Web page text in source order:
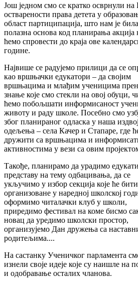
Још једном смо се кратко осврнули на
остварености права детета у
област партиципација, што нам је
полазна основа код планирања акција
ћемо спровести до краја ове
године.
Највише се радујемо прилици да се
као вршњачки едукатори – да својим
вршњацима и млађим ученицима
знање које смо стекли на овој обуци,
ћемо побољшати информисаност
животу и раду школе. Посебно смо
због планираног одласка у наша
одељења – села Качер и Стапаре, где
дружити са вршњацима и
активностима у вези са овим
Такође, планирамо да урадимо
представу на тему одбацивања, да се
укључимо у избор секција које ће бити
организоване у наредној школској
оформимо читалачки клуб у школи,
приредимо фестивал на коме бисмо
новац да уредимо школски простор,
организујемо Дан дружења са
родитељима....
На састанку Ученичког парламента
изнели своје идеје које су наишле на
и одобравање осталих чланова.